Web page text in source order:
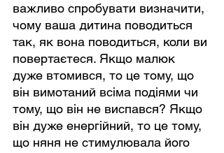
важливо спробувати визначити,
чому ваша дитина поводиться
так, як вона поводиться, коли ви
повертаєтеся. Якщо малюк
дуже втомився, то це тому, що
він вимотаний всіма подіями чи
тому, що він не виспався? Якщо
він дуже енергійний, то це тому,
що няня не стимулювала його